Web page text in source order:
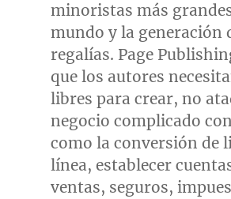
minoristas más
mundo y la generación
regalías. Page
que los autores
libres para crear, no
negocio complicado
como la conversión de
línea, establecer
ventas, seguros,